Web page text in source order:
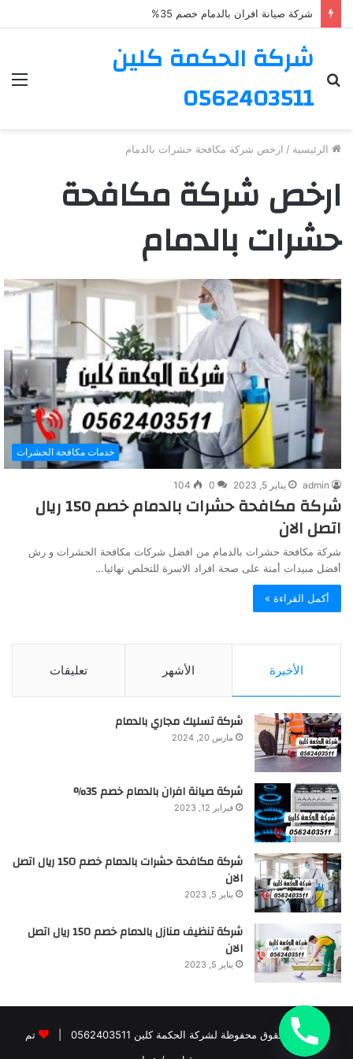
شركة صيانة افران بالدمام خصم 35%
شركة الحكمة كلين
0562403511عن
الرئيسية / ارخص شركة مكافحة حشرات بالدمام
ارخص شركة مكافحة
حشرات بالدمام
خدمات مكافحة الحشرات
admin يناير 5, 2023 0
104
شركة مكافحة حشرات بالدمام خصم 150 ريال
اتصل الان
شركة مكافحة حشرات بالدمام من افضل شركات مكافحة الحشرات و رش
أفضل مبيدات أمنة على صحة افراد الاسرة للتخلص نهائيا…
أكمل القراءة »
الأخيرة الأشهر تعليقات
شركة تسليك مجاري بالدمام
مارس 20, 2024
شركة صيانة افران بالدمام خصم 35%
فبراير 12, 2023
شركة مكافحة حشرات بالدمام خصم 150 ريال اتصل
الان
يناير 5, 2023
شركة تنظيف منازل بالدمام خصم 150 ريال اتصل
الان
يناير 5, 2023
© جميع الحقوق محفوظة لشركة الحكمة كلين 0562403511 |
تم